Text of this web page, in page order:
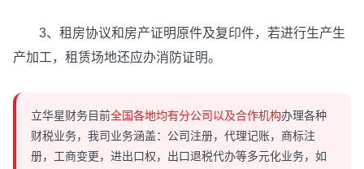
3、租房协议和房产证明原件及复印件，若进行生产生
产加工，租赁场地还应办消防证明。
立华星财务目前全国各地均有分公司以及合作机构办理各种
财税业务，我司业务涵盖：公司注册，代理记账，商标注
册，工商变更，进出口权，出口退税代办等多元化业务，如